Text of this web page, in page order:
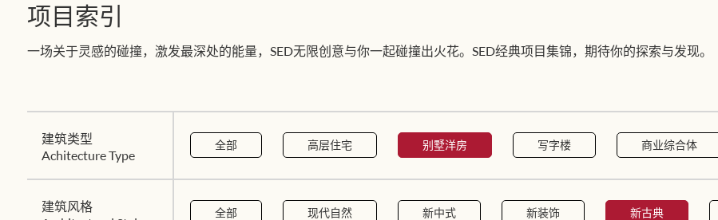
项目索引
一场关于灵感的碰撞，激发最深处的能量，SED无限创意与你一起碰撞出火花。SED经典项目集锦，期待你的探索与发现。
建筑类型
Achitecture Type
全部 高层住宅 别墅洋房 写字楼 商业综合体
建筑风格
全部 现代自然 新中式 新装饰 新古典